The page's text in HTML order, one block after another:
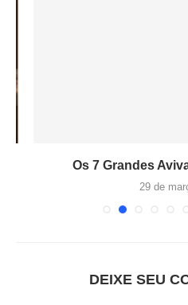
Os 7 Grandes
29 de
DEIXE SEU